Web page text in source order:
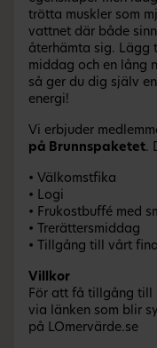
trötta muskler som
vattnet där både
återhämta sig. Lägg
middag och en lång
så ger du dig själv
energi!
Vi erbjuder
på Brunnspaketet.
• Välkomstfika
• Logi
• Frukostbuffé med
• Trerättersmiddag
• Tillgång till vårt
Villkor
För att få tillgång till
via länken som blir
på LOmervärde.se